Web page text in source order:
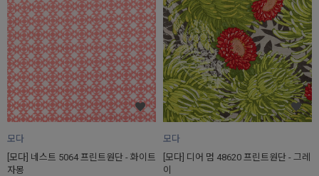
모다
[모다] 네스트 5064 프린트원단 - 화이트
자몽
모다
[모다] 디어 멈 48620 프린트원단 - 그레
이